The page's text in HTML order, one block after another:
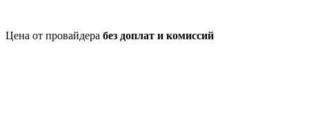
Цена от провайдера без доплат и комиссий